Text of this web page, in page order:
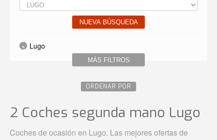
NUEVA BÚSQUEDA
MÁS FILTROS
Lugo
ORDENAR POR
2 Coches segunda mano Lugo
Coches de ocasión en Lugo. Las mejores ofertas de